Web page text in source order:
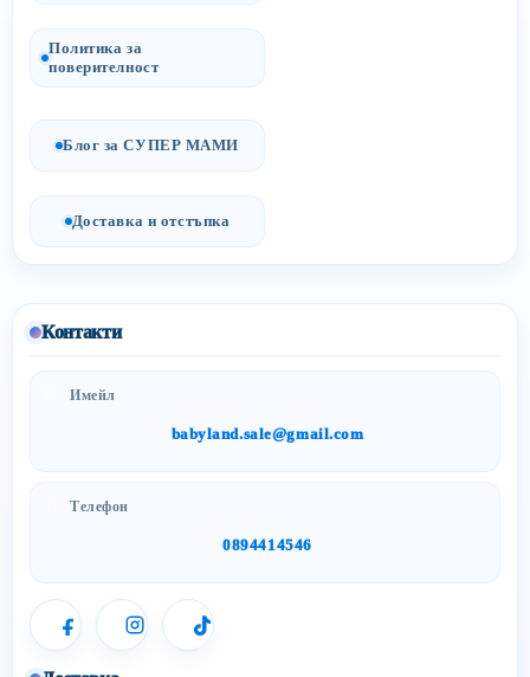
Политика за
поверителност
Блог за СУПЕР МАМИ
Доставка и отстъпка
Контакти
Имейл
babyland.sale@gmail.com
Телефон
0894414546